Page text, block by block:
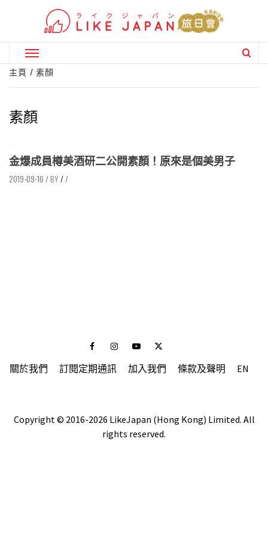
Primary
Menu
主頁 素顏
素顏
金爆成員樽美酒研二公開素顏！原來是個美男子
2019-09-16 / //
FacebookInstagramYoutubeTwitter
關於我們 訂閱定期通訊 加入我們 條款及聲明 EN
Copyright © 2016-2026 LikeJapan (Hong Kong) Limited. All
rights reserved.